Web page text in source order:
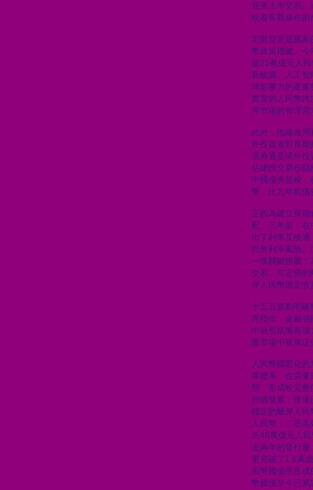
迎來上市交易。
映着客觀條件的
宏觀背景是國
幣政策穩健。今
破25萬億元人
新能源、人工
球影響力的產業
實質的人民幣跨
岸市場的管理需
此外，地緣政
外投資者對長期
債券通是境外投
佔總體交易份額
中國債券規模
幣，比九年前債
正因為建立長
配。三年前，
出了利率互換
民幣利率風險
一塊關鍵拼圖：
交易、可定價的
岸人民幣固定
十五五規劃明確
席指出，金融
中就包括擁有強
匯市場中被廣
人民幣國際化
算體系，也需要
態，形成較完整
持續發展，香港
穩定的離岸人
人民幣；二是
近48萬億元人
去兩年的發行
更突破了1.6萬
民幣國債所形
幣國債至今已